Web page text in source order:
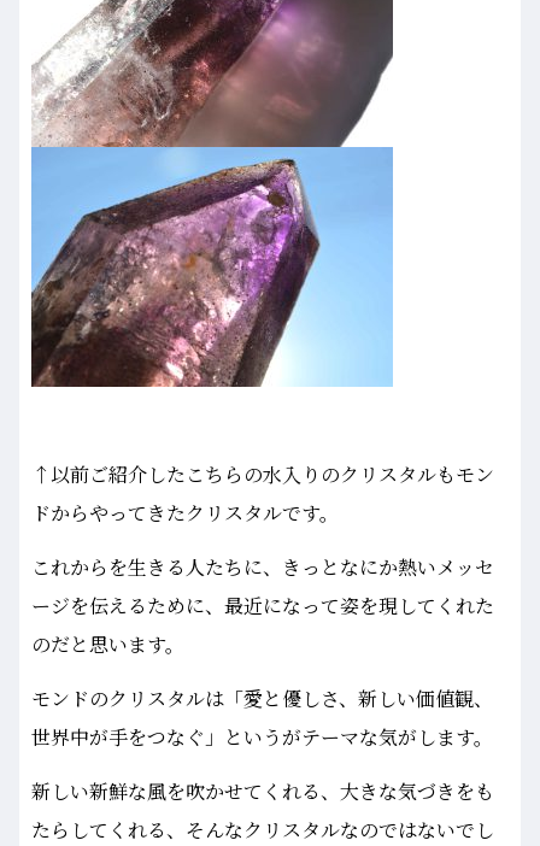
↑以前ご紹介したこちらの水入りのクリスタルもモン
ドからやってきたクリスタルです。
これからを生きる人たちに、きっとなにか熱いメッセ
ージを伝えるために、最近になって姿を現してくれた
のだと思います。
モンドのクリスタルは「愛と優しさ、新しい価値観、
世界中が手をつなぐ」というがテーマな気がします。
新しい新鮮な風を吹かせてくれる、大きな気づきをも
たらしてくれる、そんなクリスタルなのではないでし